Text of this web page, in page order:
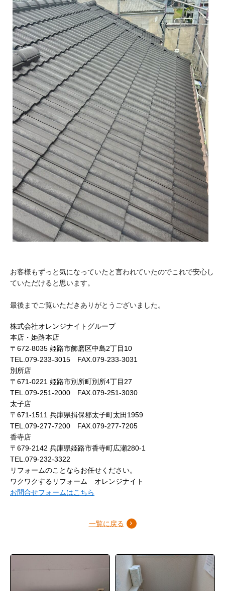
お客様もずっと気になっていたと言われていたのでこれで安心し
ていただけると思います。
最後までご覧いただきありがとうございました。
株式会社オレンジナイトグループ
本店・姫路本店
〒672-8035 姫路市飾磨区中島2丁目10
TEL.079-233-3015 FAX.079-233-3031
別所店
〒671-0221 姫路市別所町別所4丁目27
TEL.079-251-2000 FAX.079-251-3030
太子店
〒671-1511 兵庫県揖保郡太子町太田1959
TEL.079-277-7200 FAX.079-277-7205
香寺店
〒679-2142 兵庫県姫路市香寺町広瀬280-1
TEL.079-232-3322
リフォームのことならお任せください。
ワクワクするリフォーム オレンジナイト
お問合せフォームはこちら
一覧に戻る